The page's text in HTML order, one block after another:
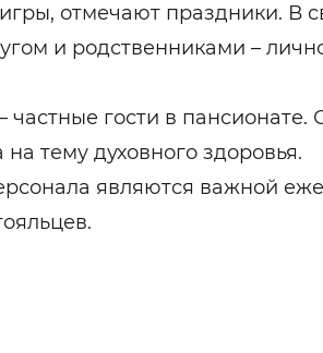
отмечают праздники. В
и родственниками –
гости в пансионате.
тему духовного здоровья.
являются важной